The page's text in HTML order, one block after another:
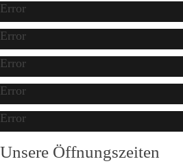
Error
Error
Error
Error
Error
Unsere Öffnungszeiten